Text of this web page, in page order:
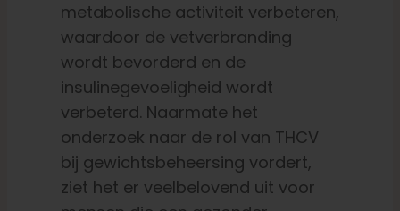
metabolische activiteit verbeteren,
waardoor de vetverbranding
wordt bevorderd en de
insulinegevoeligheid wordt
verbeterd. Naarmate het
onderzoek naar de rol van THCV
bij gewichtsbeheersing vordert,
ziet het er veelbelovend uit voor